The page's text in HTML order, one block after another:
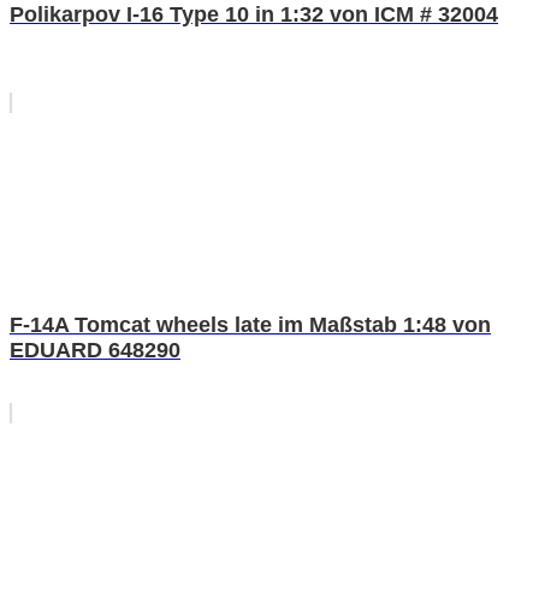
Polikarpov I-16 Type 10 in 1:32 von ICM # 32004
F-14A Tomcat wheels late im Maßstab 1:48 von
EDUARD 648290